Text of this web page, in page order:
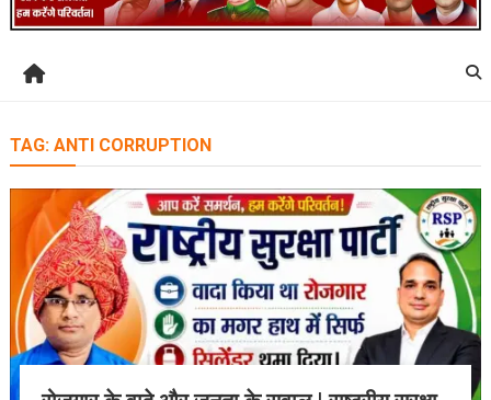
TAG: ANTI CORRUPTION